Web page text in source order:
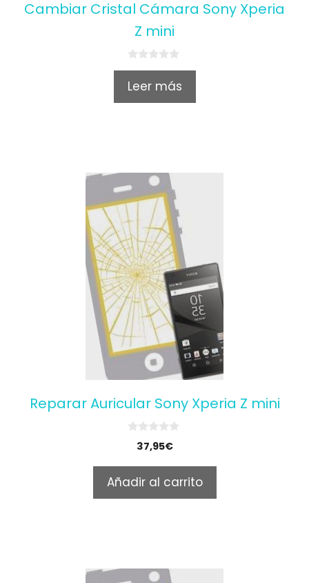
Cambiar Cristal Cámara Sony Xperia
Z mini
0
u
Leer más
Reparar Auricular Sony Xperia Z mini
o
f
5
37,95€
Añadir al carrito